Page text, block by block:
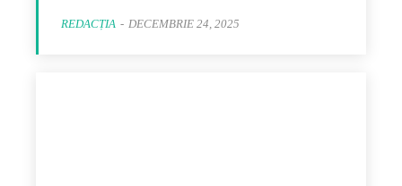
REDACȚIA - DECEMBRIE 24, 2025